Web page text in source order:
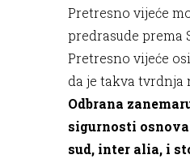
Pretresno vijeće
predrasude prema
Pretresno vijeće
da je takva tvrdnja
Odbrana
sigurnosti
sud, inter alia, i